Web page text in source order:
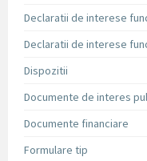
Declaratii de interese
Declaratii de interese
Dispozitii
Documente de interes
Documente financiare
Formulare tip